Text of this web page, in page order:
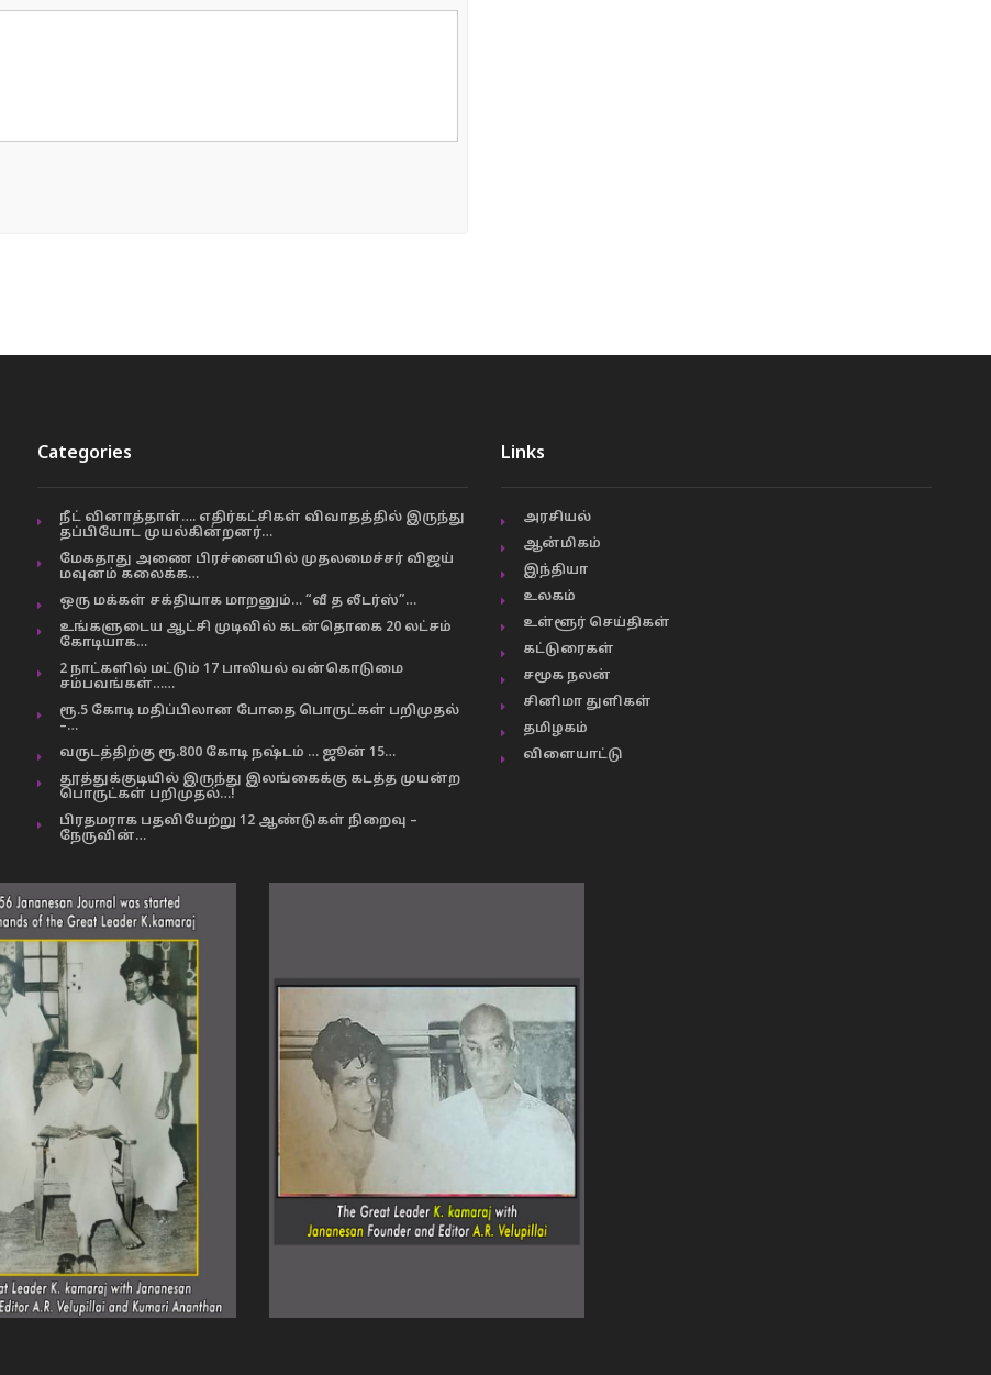
Categories
நீட் வினாத்தாள்…. எதிர்கட்சிகள் விவாதத்தில் இருந்து
தப்பியோட முயல்கின்றனர்…
மேகதாது அணை பிரச்னையில் முதலமைச்சர் விஜய்
மவுனம் கலைக்க…
ஒரு மக்கள் சக்தியாக மாறனும்… “வீ த லீடர்ஸ்”…
உங்களுடைய ஆட்சி முடிவில் கடன்தொகை 20 லட்சம்
கோடியாக…
2 நாட்களில் மட்டும் 17 பாலியல் வன்கொடுமை
சம்பவங்கள்……
ரூ.5 கோடி மதிப்பிலான போதை பொருட்கள் பறிமுதல்
–…
வருடத்திற்கு ரூ.800 கோடி நஷ்டம் … ஜூன் 15…
தூத்துக்குடியில் இருந்து இலங்கைக்கு கடத்த முயன்ற
பொருட்கள் பறிமுதல்…!
பிரதமராக பதவியேற்று 12 ஆண்டுகள் நிறைவு –
நேருவின்…
Links
அரசியல்
ஆன்மிகம்
இந்தியா
உலகம்
உள்ளூர் செய்திகள்
கட்டுரைகள்
சமூக நலன்
சினிமா துளிகள்
தமிழகம்
விளையாட்டு